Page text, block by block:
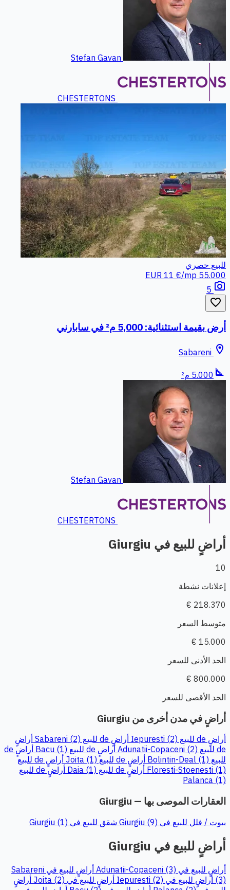
Stefan Gavan
CHESTERTONS
للبيع حصري
55.000 EUR
11 €/mp
photo_camera
favorite_border
أرض بقيمة استثنائية: 5,000 م² في سابارني
location_on
square_foot 5.000 م²
Stefan Gavan
CHESTERTONS
أراضٍ للبيع في Giurgiu
10
إعلانات نشطة
218.370 €
متوسط السعر
15.000 €
الحد الأدنى للسعر
800.000 €
الحد الأقصى للسعر
أراضٍ في مدن أخرى من Giurgiu
أراضٍ de للبيع Iepuresti (2) أراضٍ de للبيع Sabareni (2)
أراضٍ
de للبيع Adunatii-Copaceni (2)
أراضٍ de للبيع Bacu (1)
أراضٍ de
للبيع Bolintin-Deal (1)
أراضٍ de للبيع Joita (1)
أراضٍ de للبيع
Floresti-Stoenesti (1) أراضٍ de للبيع Daia (1)
أراضٍ de للبيع
Palanca (1)
العقارات الموصى بها — Giurgiu
بيوت / فلل للبيع في Giurgiu (9) شقق للبيع في Giurgiu (1)
أراضٍ للبيع في Giurgiu
أراضٍ للبيع في Adunatii-Copaceni (3)
أراضٍ للبيع في Sabareni
(3) أراضٍ للبيع في Iepuresti (2) أراضٍ للبيع في Joita (2)
أراضٍ